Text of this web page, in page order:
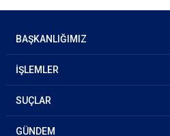
BAŞKANLIĞIMIZ
İŞLEMLER
SUÇLAR
GÜNDEM